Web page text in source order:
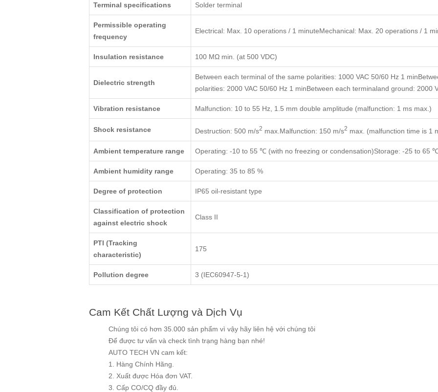
Terminal specifications Solder terminal
Permissible operating
frequency
Electrical: Max. 10 operations / 1 minuteMechanical: Max. 20 operations / 1
Insulation resistance 100 MΩ min. (at 500 VDC)
Dielectric strength
Between each terminal of the same polarities: 1000 VAC 50/60 Hz 1
polarities: 2000 VAC 50/60 Hz 1 minBetween each terminaland ground: 2000
Vibration resistance Malfunction: 10 to 55 Hz, 1.5 mm double amplitude (malfunction: 1 ms max.)
Shock resistance Destruction: 500 m/s2 max.Malfunction: 150 m/s2 max. (malfunction time is 1
Ambient temperature range Operating: -10 to 55 ℃ (with no freezing or condensation)Storage: -25 to 65
Ambient humidity range Operating: 35 to 85 %
Degree of protection IP65 oil-resistant type
Classification of protection
against electric shock
Class II
PTI (Tracking
characteristic)
175
Pollution degree 3 (IEC60947-5-1)
Cam Kết Chất Lượng và Dịch Vụ
Chúng tôi có hơn 35.000 sản phẩm vì vậy hãy liên hệ với chúng tôi
Để được tư vấn và check tình trạng hàng bạn nhé!
AUTO TECH VN cam kết:
1. Hàng Chính Hãng.
2. Xuất được Hóa đơn VAT.
3. Cấp CO/CQ đầy đủ.